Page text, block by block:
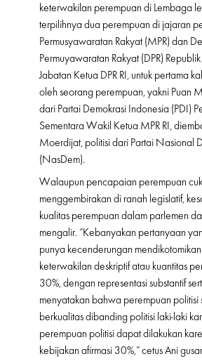
keterwakilan perempuan di Lembaga
terpilihnya dua perempuan di jajaran
Permusyawaratan Rakyat (MPR) dan
Permuyawaratan Rakyat (DPR)
Jabatan Ketua DPR RI, untuk pertama
oleh seorang perempuan, yakni Puan
dari Partai Demokrasi Indonesia (PDI)
Sementara Wakil Ketua MPR RI,
Moerdijat, politisi dari Partai Nasional
(NasDem).
Walaupun pencapaian perempuan
menggembirakan di ranah legislatif,
kualitas perempuan dalam parlemen
mengalir. “Kebanyakan pertanyaan
punya kecenderungan
keterwakilan deskriptif atau kuantitas
30%, dengan representasi substantif
menyatakan bahwa perempuan politisi
berkualitas dibanding politisi laki-laki
perempuan politisi dapat dilakukan
kebijakan afirmasi 30%,” cetus Ani